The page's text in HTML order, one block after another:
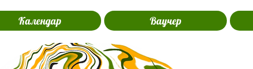
Календар Ваучер